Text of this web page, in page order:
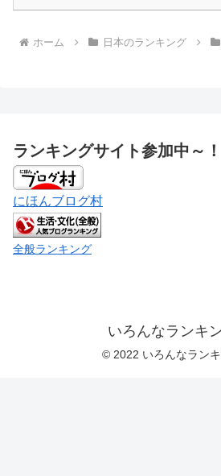
ホーム 日本のランキング
ランキングサイト参加中～！
にほんブログ村
全般ランキング
いろんなランキ
© 2022 いろんなランキ